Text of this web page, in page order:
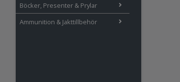
Böcker, Presenter & Prylar
Ammunition & Jakttillbehör